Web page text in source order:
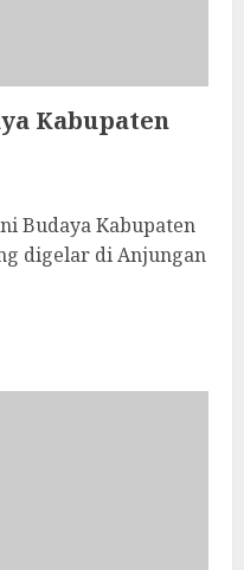
Kabupaten
Budaya Kabupaten
digelar di Anjungan